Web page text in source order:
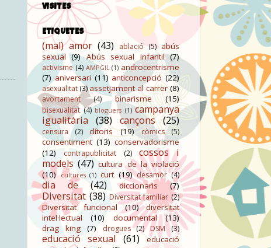
VISITES
ETIQUETES
(mal) amor (43) ablació (5) abús
sexual (9) Abús sexual infantil (7)
activisme (4) AMPGIL (1) androcentrisme
(7) aniversari (11) anticoncepció (22)
asexualitat (3)assetjament al carrer (8)
avortament (4) binarisme (15)
bisexualitat (4) bloguers (1) campanya
igualitària
(38) cançons (25)
censura (2) clítoris (19) còmics (5)
consentiment (13) conservadorisme
(12)
contrapublicitat (2)
cossos i
models (47) cultura de la violació
(10) cultures (1) curt (19) desamor (4)
dia de (42) diccionaris (7)
Diversitat (38) Diversitat familiar (2)
Diversitat funcional (10)
diversitat
intel·lectual
(10) documental
(13)
drag king
(7) drogues (2) DSM (3)
educació sexual (61)
educació